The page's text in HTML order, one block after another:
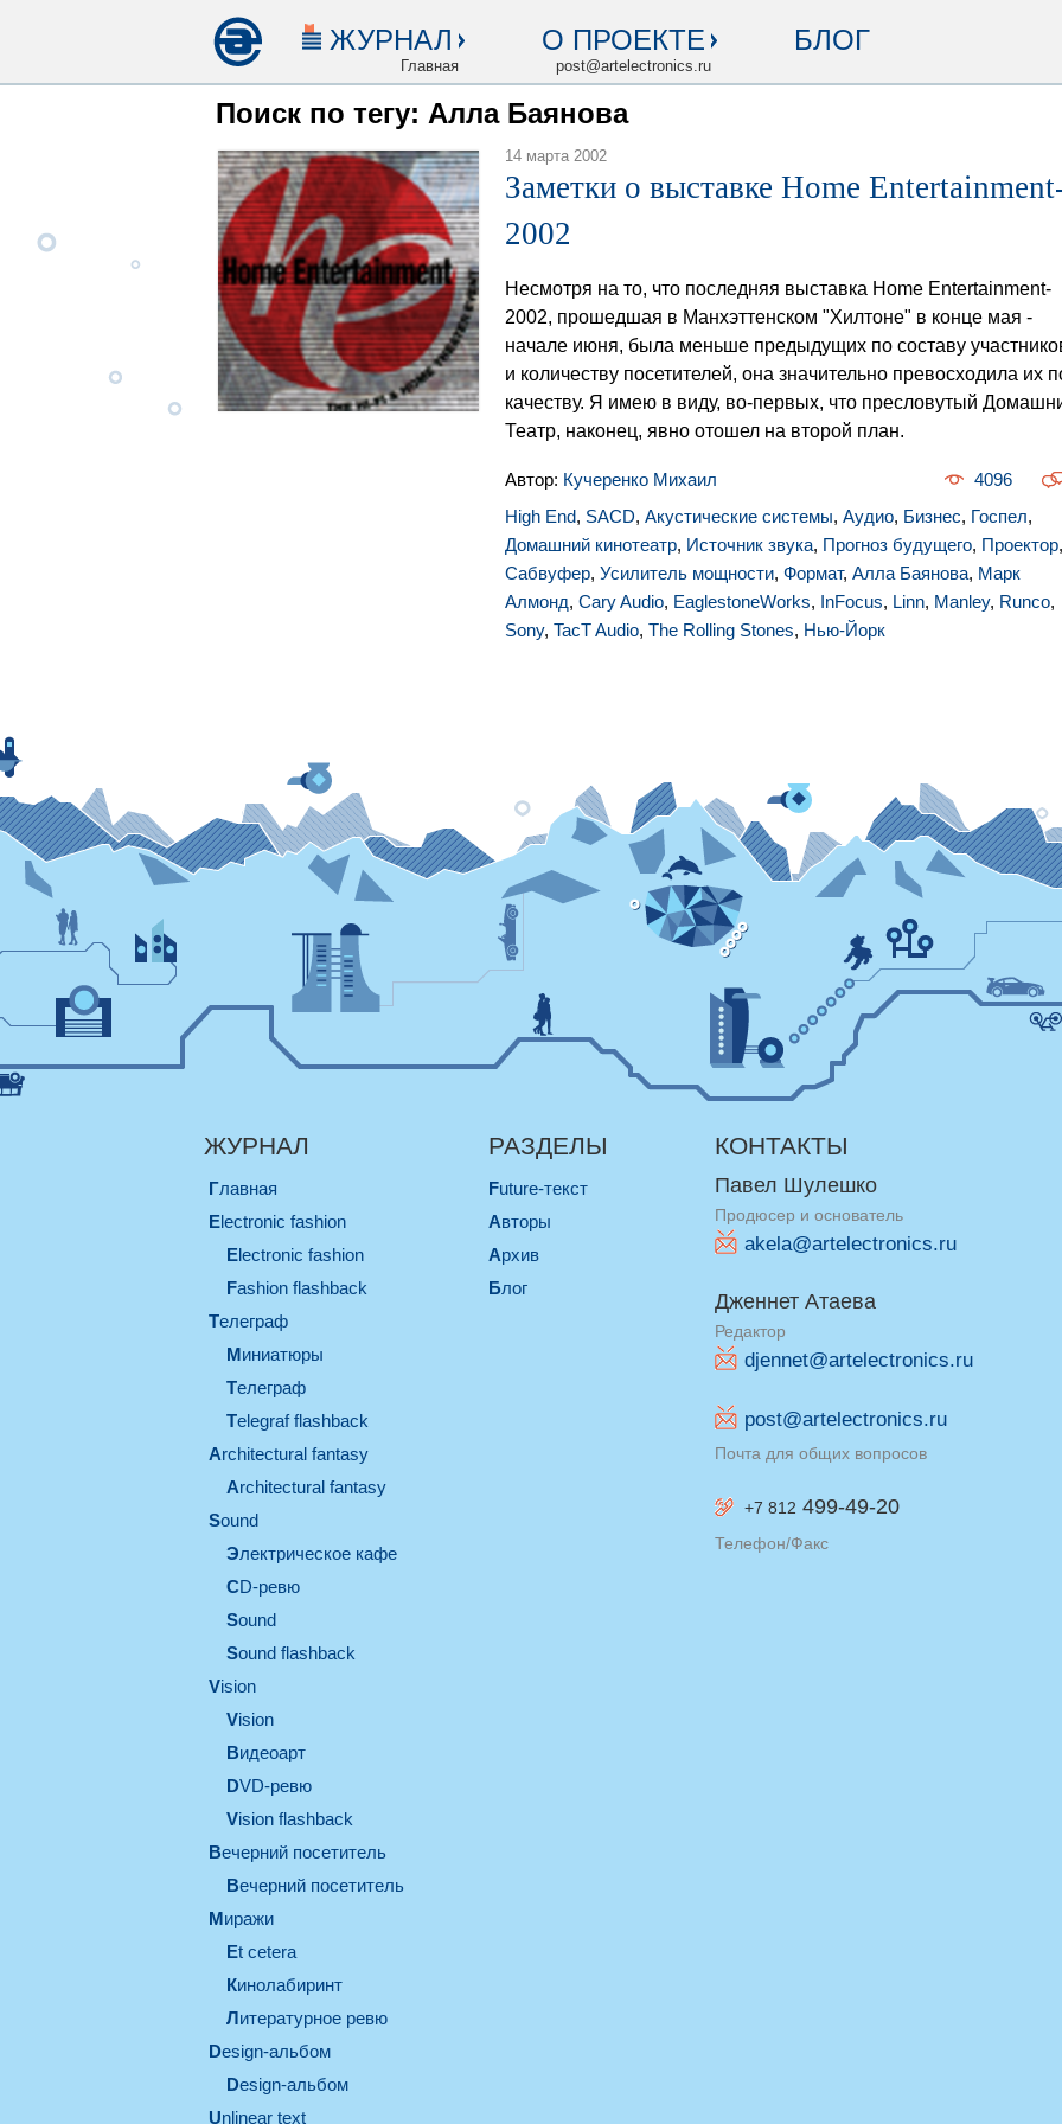
ЖУРНАЛ
Главная
О ПРОЕКТЕ
post@artelectronics.ru
БЛОГ
Поиск по тегу: Алла Баянова
14 марта 2002
Заметки о выставке Home
2002
Несмотря на то, что последняя выставка Home Entertainment-
2002, прошедшая в Манхэттенском "Хилтоне" в конце мая -
начале июня, была меньше предыдущих по составу
и количеству посетителей, она значительно превосходила их
качеству. Я имею в виду, во-первых, что пресловутый
Театр, наконец, явно отошел на второй план.
Автор: Кучеренко Михаил
4096
High End, SACD, Акустические системы, Аудио, Бизнес, Госпел,
Домашний кинотеатр, Источник звука, Прогноз будущего, Проектор,
Сабвуфер, Усилитель мощности, Формат, Алла Баянова, Марк
Алмонд, Cary Audio, EaglestoneWorks, InFocus, Linn, Manley, Runco,
Sony, TacT Audio, The Rolling Stones, Нью-Йорк
ЖУРНАЛ
Главная
electronic fashion
electronic fashion
Fashion flashback
телеграф
миниатюры
телеграф
Telegraf flashback
architectural fantasy
architectural fantasy
sound
электрическое кафе
CD-ревю
sound
Sound flashback
vision
vision
видеоарт
DVD-ревю
Vision flashback
вечерний посетитель
вечерний посетитель
миражи
et cetera
кинолабиринт
литературное ревю
design-альбом
design-альбом
unlinear text
РАЗДЕЛЫ
Future-текст
Авторы
Архив
Блог
КОНТАКТЫ
Павел Шулешко
Продюсер и основатель
akela@artelectronics.ru
Дженнет Атаева
Редактор
djennet@artelectronics.ru
post@artelectronics.ru
Почта для общих вопросов
+7 812 499-49-20
Телефон/Факс